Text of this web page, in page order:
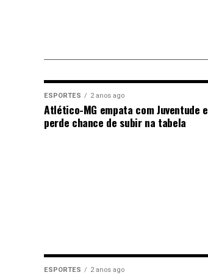
ESPORTES 2 anos ago
Atlético-MG empata com Juventude e
perde chance de subir na tabela
ESPORTES 2 anos ago